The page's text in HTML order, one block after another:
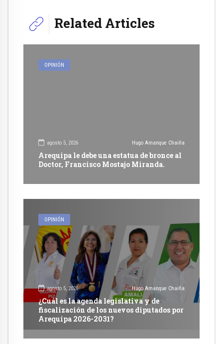
Related Articles
OPINIÓN
agosto 5, 2026 Hugo Amanque Chaiña
Arequipa le debe una estatua de bronce al
Doctor, Francisco Mostajo Miranda.
OPINIÓN
agosto 5, 2026 Hugo Amanque Chaiña
¿Cuál es la agenda legislativa y de
fiscalización de los nuevos diputados por
Arequipa 2026-2031?